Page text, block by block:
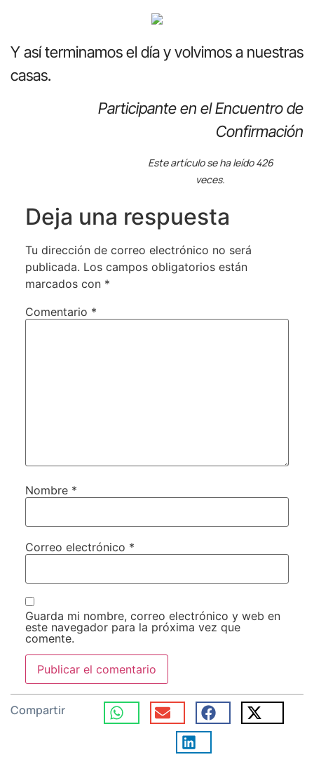
Y así terminamos el día y volvimos a nuestras
casas.
Participante en el Encuentro de
Confirmación
Este artículo se ha leído 426
veces.
Deja una respuesta
Tu dirección de correo electrónico no será
publicada. Los campos obligatorios están
marcados con *
Comentario *
Nombre *
Correo electrónico *
Guarda mi nombre, correo electrónico y web en
este navegador para la próxima vez que
comente.
Compartir